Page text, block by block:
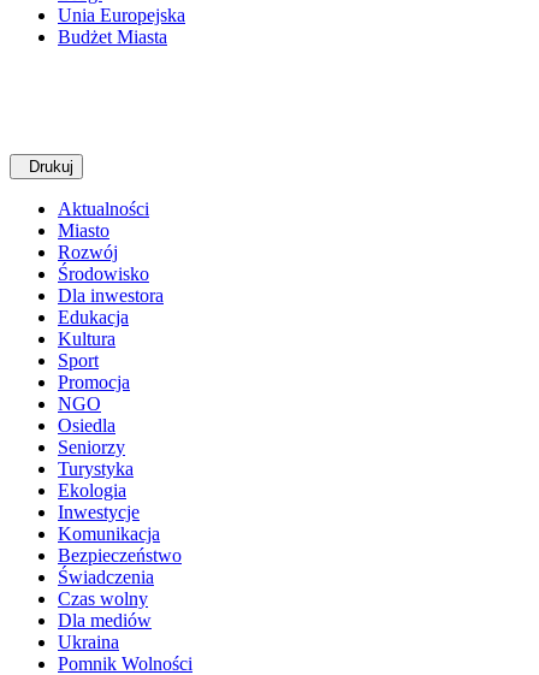
Unia Europejska
Budżet Miasta
Drukuj
Aktualności
Miasto
Rozwój
Środowisko
Dla inwestora
Edukacja
Kultura
Sport
Promocja
NGO
Osiedla
Seniorzy
Turystyka
Ekologia
Inwestycje
Komunikacja
Bezpieczeństwo
Świadczenia
Czas wolny
Dla mediów
Ukraina
Pomnik Wolności